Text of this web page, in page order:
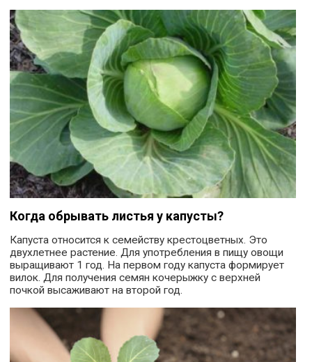
Когда обрывать листья у капусты?
Капуста относится к семейству крестоцветных. Это
двухлетнее растение. Для употребления в пищу овощи
выращивают 1 год. На первом году капуста формирует
вилок. Для получения семян кочерыжку с верхней
почкой высаживают на второй год.